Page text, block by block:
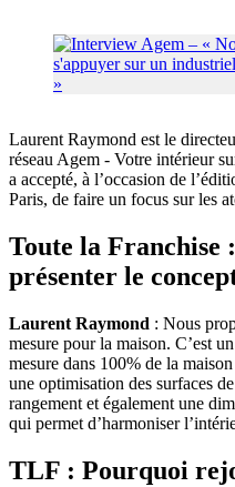
Laurent Raymond est le
réseau Agem - Votre intérieur
a accepté, à l’occasion de
Paris, de faire un focus sur les
Toute la Franchise
présenter le
Laurent Raymond : Nous
mesure pour la maison. C’est
mesure dans 100% de la
une optimisation des surfaces
rangement et également une
qui permet d’harmoniser
TLF : Pourquoi